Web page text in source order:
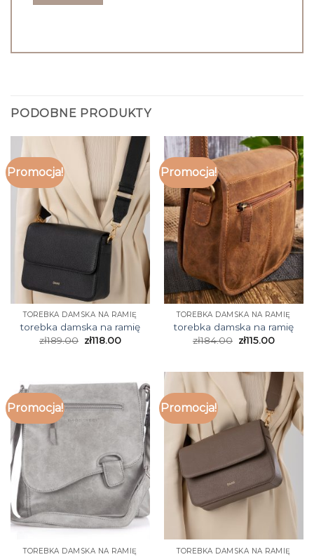
PODOBNE PRODUKTY
Promocja!
TOREBKA DAMSKA NA RAMIĘ
torebka damska na ramię
zł189.00 zł118.00
Promocja!
TOREBKA DAMSKA NA RAMIĘ
torebka damska na ramię
zł184.00 zł115.00
Promocja!
TOREBKA DAMSKA NA RAMIĘ
Promocja!
TOREBKA DAMSKA NA RAMIĘ